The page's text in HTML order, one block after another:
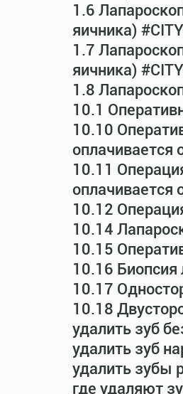
1.6
яичника)
1.7
яичника)
1.8
10.1
10.10
оплачивается
10.11
оплачивается
10.12
10.14
10.15
10.16
10.17
10.18
удалить зуб
удалить зуб
удалить зубы
где удаляют